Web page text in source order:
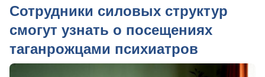
Сотрудники силовых структур
смогут узнать о посещениях
таганрожцами психиатров